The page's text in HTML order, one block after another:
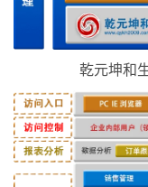
乾元坤和